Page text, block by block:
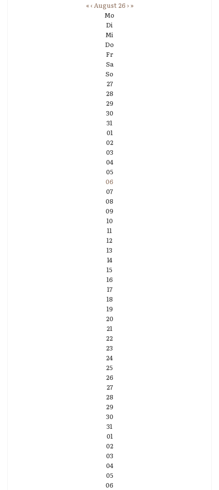
«‹August 26 ›»
Mo
Di
Mi
Do
Fr
Sa
So
27
28
29
30
31
01
02
03
04
05
06
07
08
09
10
11
12
13
14
15
16
17
18
19
20
21
22
23
24
25
26
27
28
29
30
31
01
02
03
04
05
06